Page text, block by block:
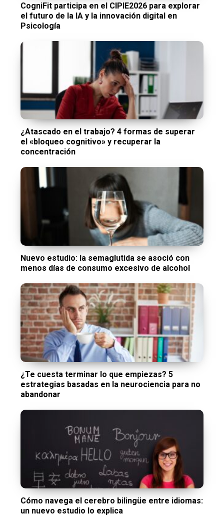
CogniFit participa en el CIPIE2026 para explorar
el futuro de la IA y la innovación digital en
Psicología
¿Atascado en el trabajo? 4 formas de superar
el «bloqueo cognitivo» y recuperar la
concentración
Nuevo estudio: la semaglutida se asoció con
menos días de consumo excesivo de alcohol
¿Te cuesta terminar lo que empiezas? 5
estrategias basadas en la neurociencia para no
abandonar
Cómo navega el cerebro bilingüe entre idiomas:
un nuevo estudio lo explica